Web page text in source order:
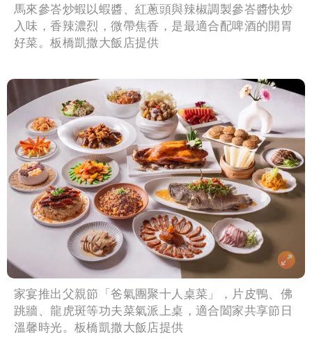
馬來參峇炒蝦以蝦醬、紅蔥頭與辣椒調製參峇醬快炒
入味，香辣濃烈，微帶焦香，是最適合配啤酒的開胃
好菜。板橋凱撒大飯店提供
家宴推出父親節「爸氣團聚十人桌菜」，片皮鴨、佛
跳牆、龍虎斑等功夫菜氣派上桌，適合闔家共享節日
溫馨時光。板橋凱撒大飯店提供